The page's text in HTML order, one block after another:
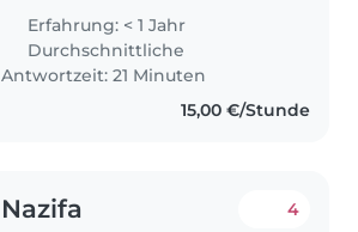
experiência formal, tenho
habilidades que me permitem
cuidar de crianças de diferentes
idades, desde bebês..
Erfahrung: < 1 Jahr
Durchschnittliche
Antwortzeit: 21 Minuten
15,00 €/Stunde
Nazifa 4